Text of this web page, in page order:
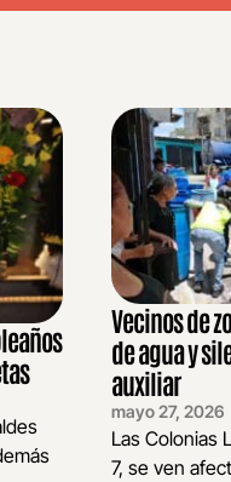
Vecinos de
de agua y
auxiliar
mayo 27, 2026
Las Colonias
7, se ven